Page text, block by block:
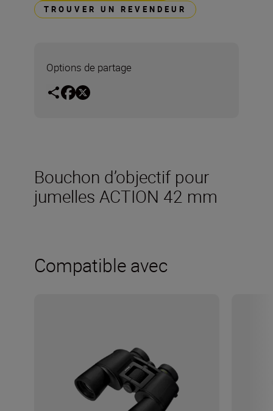
TROUVER UN REVENDEUR
Options de partage
Bouchon d’objectif pour
jumelles ACTION 42 mm
Compatible avec